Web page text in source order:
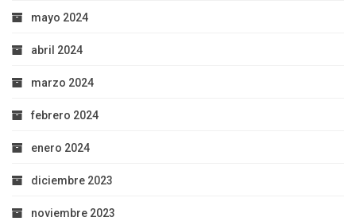
mayo 2024
abril 2024
marzo 2024
febrero 2024
enero 2024
diciembre 2023
noviembre 2023